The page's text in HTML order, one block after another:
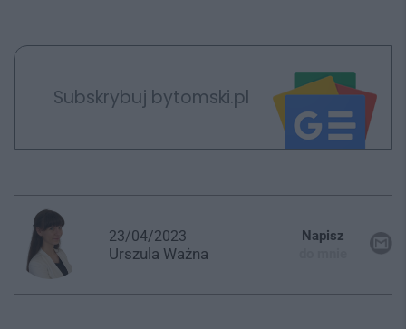
Subskrybuj bytomski.pl
23/04/2023
Urszula Ważna
Napisz